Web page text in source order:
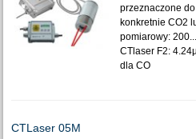
przeznaczone
konkretnie CO2
pomiarowy:
CTlaser F2:
dla CO
CTLaser 05M